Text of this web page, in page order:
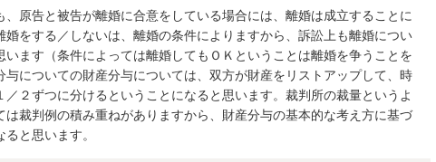
、原告と被告が離婚に合意をしている場合には、離婚は成立することに
婚をする／しないは、離婚の条件によりますから、訴訟上も離婚につい
います（条件によっては離婚してもＯＫということは離婚を争うことを
与についての財産分与については、双方が財産をリストアップして、時
／２ずつに分けるということになると思います。裁判所の裁量というよ
は裁判例の積み重ねがありますから、財産分与の基本的な考え方に基づ
と思います。